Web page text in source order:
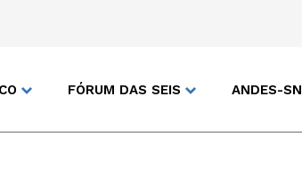
FÓRUM DAS SEIS ANDES-SN